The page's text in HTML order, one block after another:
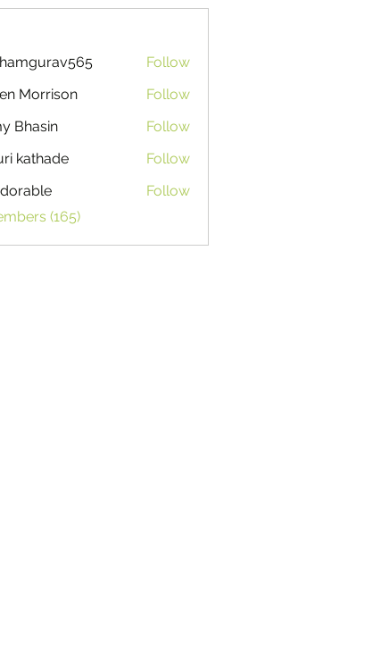
Follow
Morrison
Follow
Bhasin
Follow
kathade
Follow
Follow
(165)